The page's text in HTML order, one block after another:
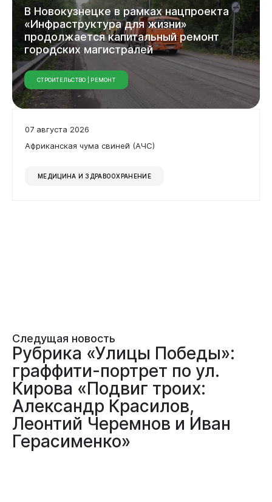
В Новокузнецке в рамках нацпроекта
«Инфраструктура для жизни»
продолжается капитальный ремонт
городских магистралей
СТРОИТЕЛЬСТВО | РЕМОНТ
07 августа 2026
Африканская чума свиней (АЧС)
МЕДИЦИНА И ЗДРАВООХРАНЕНИЕ
Следущая новость
Рубрика «Улицы Победы»:
граффити-портрет по ул.
Кирова «Подвиг троих:
Александр Красилов,
Леонтий Черемнов и Иван
Герасименко»